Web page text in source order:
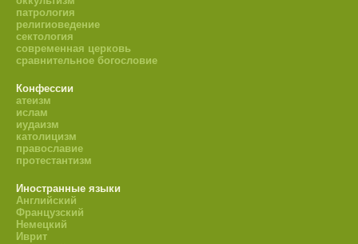
патрология
религиоведение
сектология
современная церковь
сравнительное богословие
Конфессии
атеизм
ислам
иудаизм
католицизм
православие
протестантизм
Иностранные языки
Английский
Французский
Немецкий
Иврит